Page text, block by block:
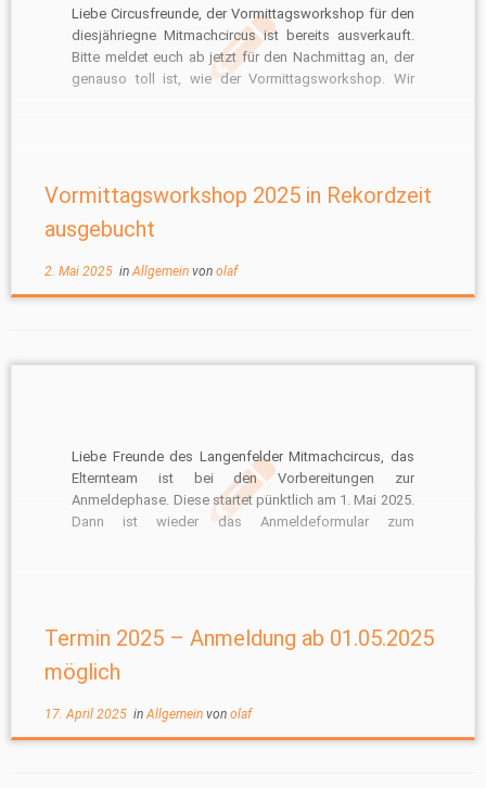
Liebe Circusfreunde, der Vormittagsworkshop für den
diesjähriegne Mitmachcircus ist bereits ausverkauft.
Bitte meldet euch ab jetzt für den Nachmittag an, der
genauso toll ist, wie der Vormittagsworkshop. Wir
Vormittagsworkshop 2025 in Rekordzeit
ausgebucht
2. Mai 2025inAllgemein von olaf
Liebe Freunde des Langenfelder Mitmachcircus, das
Elternteam ist bei den Vorbereitungen zur
Anmeldephase. Diese startet pünktlich am 1. Mai 2025.
Dann ist wieder das Anmeldeformular zum
Termin 2025 – Anmeldung ab 01.05.2025
möglich
17. April 2025inAllgemein von olaf